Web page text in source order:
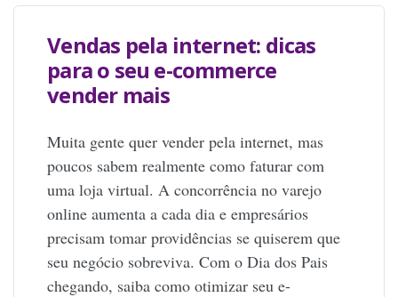
Vendas pela internet: dicas
para o seu e-commerce
vender mais
Muita gente quer vender pela internet, mas
poucos sabem realmente como faturar com
uma loja virtual. A concorrência no varejo
online aumenta a cada dia e empresários
precisam tomar providências se quiserem que
seu negócio sobreviva. Com o Dia dos Pais
chegando, saiba como otimizar seu e-